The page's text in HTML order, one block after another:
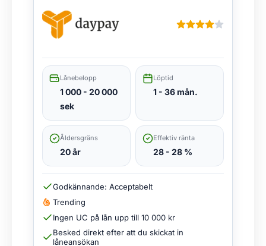
Lånebelopp
1 000 - 20 000
sek
Löptid
1 - 36 mån.
Åldersgräns
20 år
Effektiv ränta
28 - 28 %
Godkännande: Acceptabelt
Trending
Ingen UC på lån upp till 10 000 kr
Besked direkt efter att du skickat in
låneansökan